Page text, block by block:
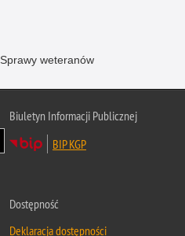
Sprawy weteranów
Biuletyn Informacji Publicznej
BIP KGP
Dostępność
Deklaracja dostępności